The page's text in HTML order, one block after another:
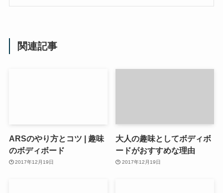
関連記事
ARSのやり方とコツ | 趣味
のボディボード
2017年12月19日
大人の趣味としてボディボ
ードがおすすめな理由
2017年12月19日